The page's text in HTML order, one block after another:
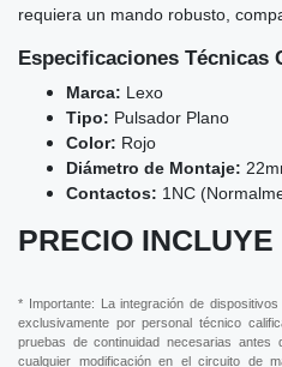
requiera un mando robusto,
Especificaciones Técnicas
Marca: Lexo
Tipo: Pulsador Plano
Color: Rojo
Diámetro de Montaje:
Contactos: 1NC
PRECIO INCLUYE
* Importante: La integración de
exclusivamente por personal técnico
pruebas de continuidad necesarias
cualquier modificación en el circuito de